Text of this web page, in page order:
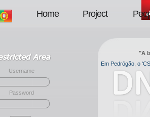
"A
Em Pedrógão, o
Username
Password
Home Project